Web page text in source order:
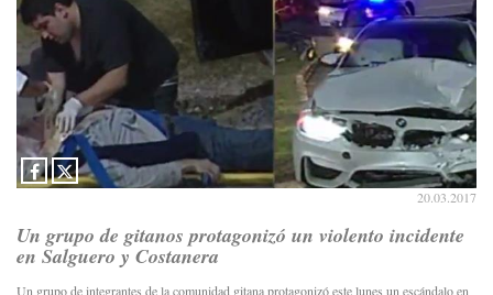
20.03.2017
Un grupo de gitanos protagonizó un violento incidente
en Salguero y Costanera
Un grupo de integrantes de la comunidad gitana protagonizó este lunes un escándalo en